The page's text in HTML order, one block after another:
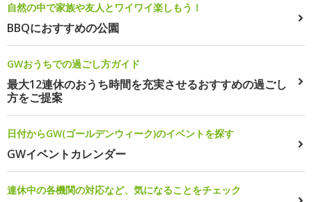
自然の中で家族や友人とワイワイ楽しもう！
BBQにおすすめの公園
GWおうちでの過ごし方ガイド
最大12連休のおうち時間を充実させるおすすめの過ごし
方をご提案
日付からGW(ゴールデンウィーク)のイベントを探す
GWイベントカレンダー
連休中の各機関の対応など、気になることをチェック